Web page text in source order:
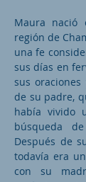
Maura nació
región de
una fe
sus días en
sus
de su padre,
había vivido
búsqueda
Después de
todavía era
con su